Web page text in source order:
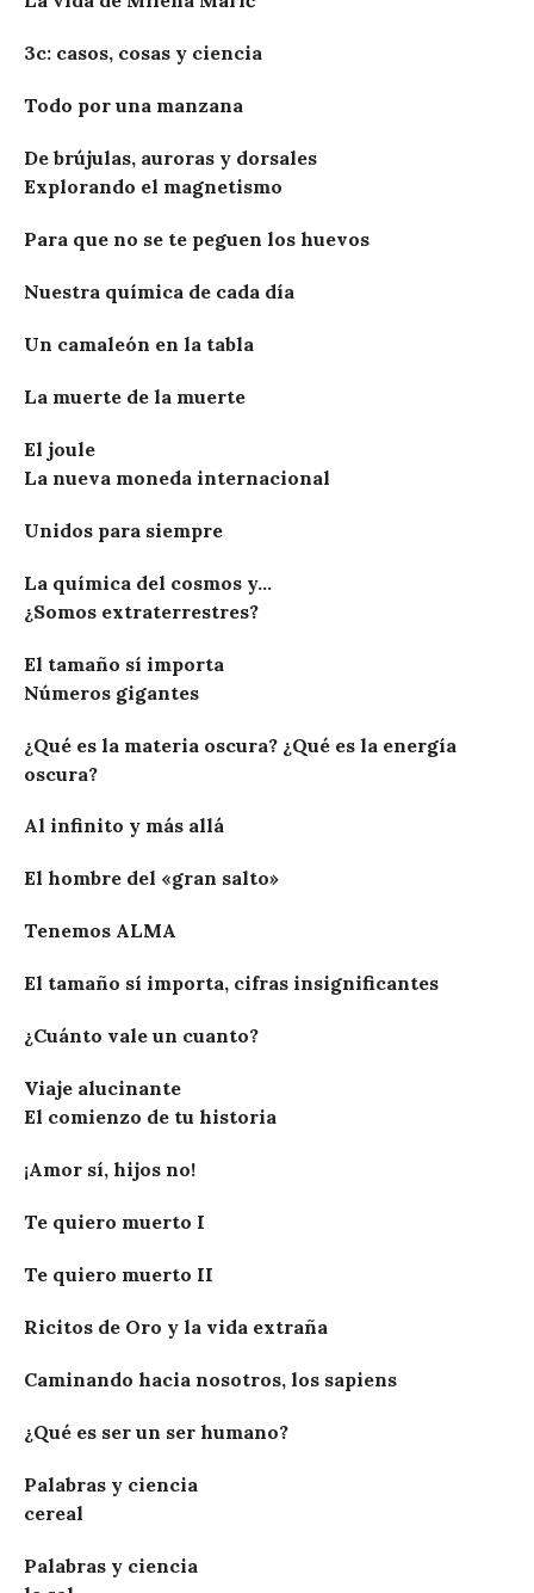
3c: casos, cosas y ciencia
Todo por una manzana
De brújulas, auroras y dorsales
Explorando el magnetismo
Para que no se te peguen los huevos
Nuestra química de cada día
Un camaleón en la tabla
La muerte de la muerte
El joule
La nueva moneda internacional
Unidos para siempre
La química del cosmos y...
¿Somos extraterrestres?
El tamaño sí importa
Números gigantes
¿Qué es la materia oscura? ¿Qué es la energía
oscura?
Al infinito y más allá
El hombre del «gran salto»
Tenemos ALMA
El tamaño sí importa, cifras insignificantes
¿Cuánto vale un cuanto?
Viaje alucinante
El comienzo de tu historia
¡Amor sí, hijos no!
Te quiero muerto I
Te quiero muerto II
Ricitos de Oro y la vida extraña
Caminando hacia nosotros, los sapiens
¿Qué es ser un ser humano?
Palabras y ciencia
cereal
Palabras y ciencia